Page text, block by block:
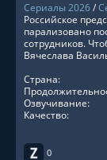
Сериалы 2026/
0
Российское
парализовано
сотрудников.
Вячеслава
Страна:
Озвучивание:
Качество: